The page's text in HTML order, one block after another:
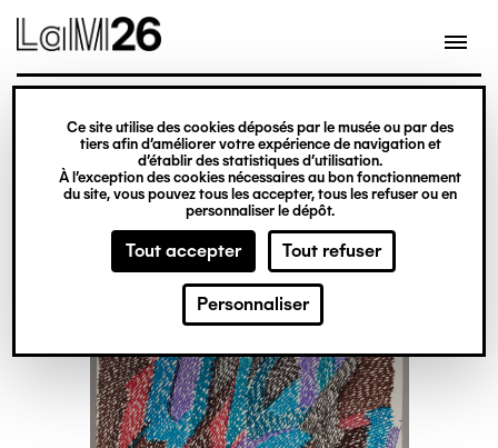
Gestion des cookies
Ce site utilise des cookies déposés par le musée ou par des
tiers afin d’améliorer votre expérience de navigation et
d’établir des statistiques d’utilisation.
À l’exception des cookies nécessaires au bon fonctionnement
du site, vous pouvez tous les accepter, tous les refuser ou en
personnaliser le dépôt.
Tout accepter Tout refuser
Personnaliser
contenu